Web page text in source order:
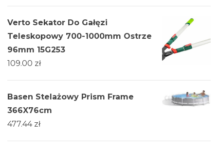
Verto Sekator Do Gałęzi
Teleskopowy 700-1000mm Ostrze
96mm 15G253
109.00 zł
Basen Stelażowy Prism Frame
366X76cm
477.44 zł